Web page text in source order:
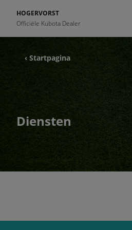
HOGERVORST
Officiële Kubota Dealer
‹ Startpagina
Diensten